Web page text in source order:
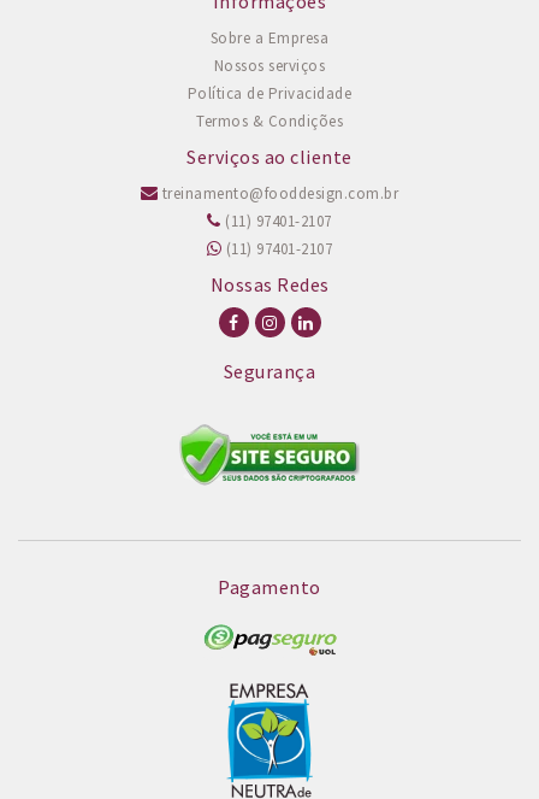
Sobre a Empresa
Nossos serviços
Política de Privacidade
Termos & Condições
Serviços ao cliente
treinamento@fooddesign.com.br
(11) 97401-2107
(11) 97401-2107
Nossas Redes
Segurança
Pagamento